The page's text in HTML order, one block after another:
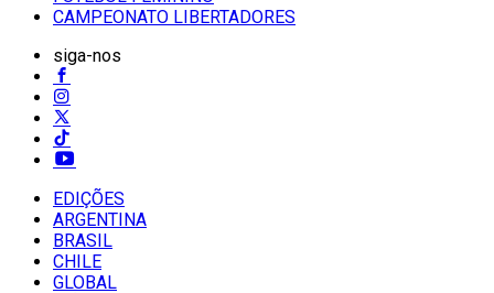
CAMPEONATO LIBERTADORES
siga-nos
EDIÇÕES
ARGENTINA
BRASIL
CHILE
GLOBAL